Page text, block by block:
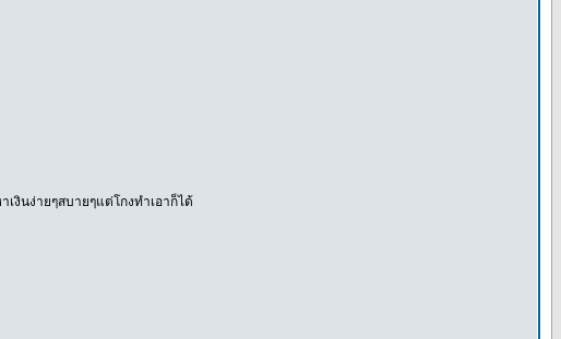
งินง่ายๆสบายๆแต่โกงทําเอาก็ได้